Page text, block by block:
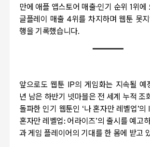
만에 애플 앱스토어 매출·인기 순위1위에
글플레이 매출 4위를 차지하며 웹툰 못
행을 기록했습니다.
앞으로도 웹툰 IP의 게임화는 지속될 예
년 남은 하반기 넷마블은 전 세계 누적 조
돌파한 인기 웹툰인 ‘나 혼자만 레벨업’의
혼자만 레벨업: 어라이즈’의 출시를 예고
과 게임 플레이어의 기대를 한 몸에 받고